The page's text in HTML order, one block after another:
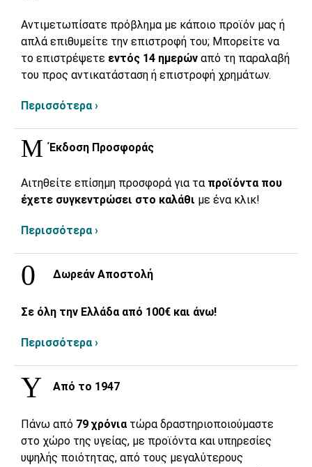
Αντιμετωπίσατε πρόβλημα με κάποιο προϊόν μας ή
απλά επιθυμείτε την επιστροφή του; Μπορείτε να
το επιστρέψετε εντός 14 ημερών από τη παραλαβή
του προς αντικατάσταση ή επιστροφή χρημάτων.
Περισσότερα ›
Έκδοση Προσφοράς
Αιτηθείτε επίσημη προσφορά για τα προϊόντα που
έχετε συγκεντρώσει στο καλάθι με ένα κλικ!
Περισσότερα ›
Δωρεάν Αποστολή
Σε όλη την Ελλάδα από 100€ και άνω!
Περισσότερα ›
Από το 1947
Πάνω από 79 χρόνια τώρα δραστηριοποιούμαστε
στο χώρο της υγείας, με προϊόντα και υπηρεσίες
υψηλής ποιότητας, από τους μεγαλύτερους